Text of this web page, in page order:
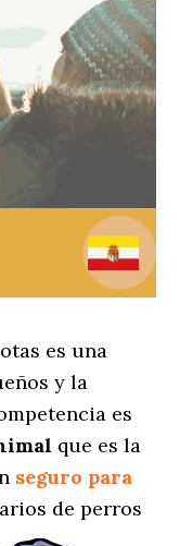
es una
y la
es
que es la
seguro para
de perros